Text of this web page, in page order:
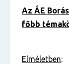
Az ÁE
főbb
Elméletben: